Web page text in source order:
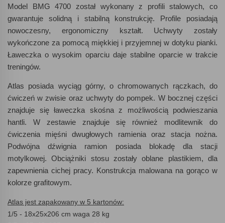
Model BMG 4700 został wykonany z profili stalowych, co
gwarantuje solidną i stabilną konstrukcję. Profile posiadają
nowoczesny, ergonomiczny kształt. Uchwyty zostały
wykończone za pomocą miękkiej i przyjemnej w dotyku pianki.
Ławeczka o wysokim oparciu daje stabilne oparcie w trakcie
treningów.
Atlas posiada wyciąg górny, o chromowanych rączkach, do
ćwiczeń w zwisie oraz uchwyty do pompek. W bocznej części
znajduje się ławeczka skośna z możliwością podwieszania
hantli. W zestawie znajduje się również modlitewnik do
ćwiczenia mięśni dwugłowych ramienia oraz stacja nożna.
Podwójna dźwignia ramion posiada blokadę dla stacji
motylkowej. Obciążniki stosu zostały oblane plastikiem, dla
zapewnienia cichej pracy. Konstrukcja malowana na gorąco w
kolorze grafitowym.
Atlas jest zapakowany w 5 kartonów:
1/5 - 18x25x206 cm waga 28 kg